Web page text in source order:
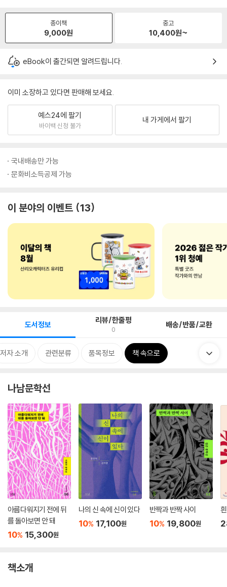
종이책
9,000원
중고
10,400원~
eBook이 출간되면 알려드립니다.
이미 소장하고 있다면 판매해 보세요.
예스24에 팔기
바이백 신청 불가
내 가게에서 팔기
국내배송만 가능
문화비소득공제 가능
이 분야의 이벤트 13
도서정보 리뷰/한줄평
0 배송/반품/교환
저자 소개 관련분류 품목정보 책 속으로
나남문학선
아름다워지기 전에 뒤
를 돌아보면 안 돼
10% 15,300원
나의 신 속에 신이 있다
10% 17,100원
반짝과 반짝 사이
10% 19,800원
책소개